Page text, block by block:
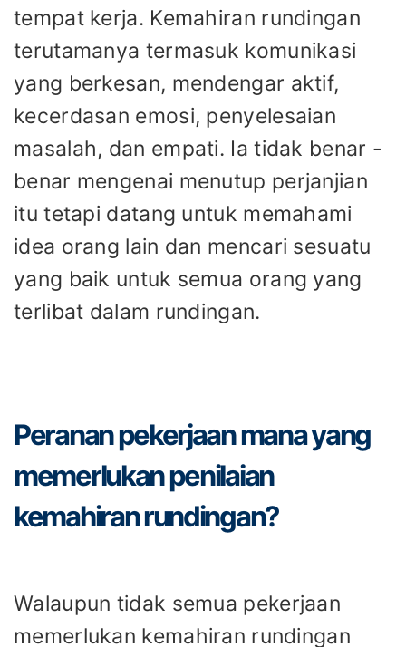
tempat kerja. Kemahiran rundingan
terutamanya termasuk komunikasi
yang berkesan, mendengar aktif,
kecerdasan emosi, penyelesaian
masalah, dan empati. Ia tidak benar -
benar mengenai menutup perjanjian
itu tetapi datang untuk memahami
idea orang lain dan mencari sesuatu
yang baik untuk semua orang yang
terlibat dalam rundingan.
Peranan pekerjaan mana yang
memerlukan penilaian
kemahiran rundingan?
Walaupun tidak semua pekerjaan
memerlukan kemahiran rundingan